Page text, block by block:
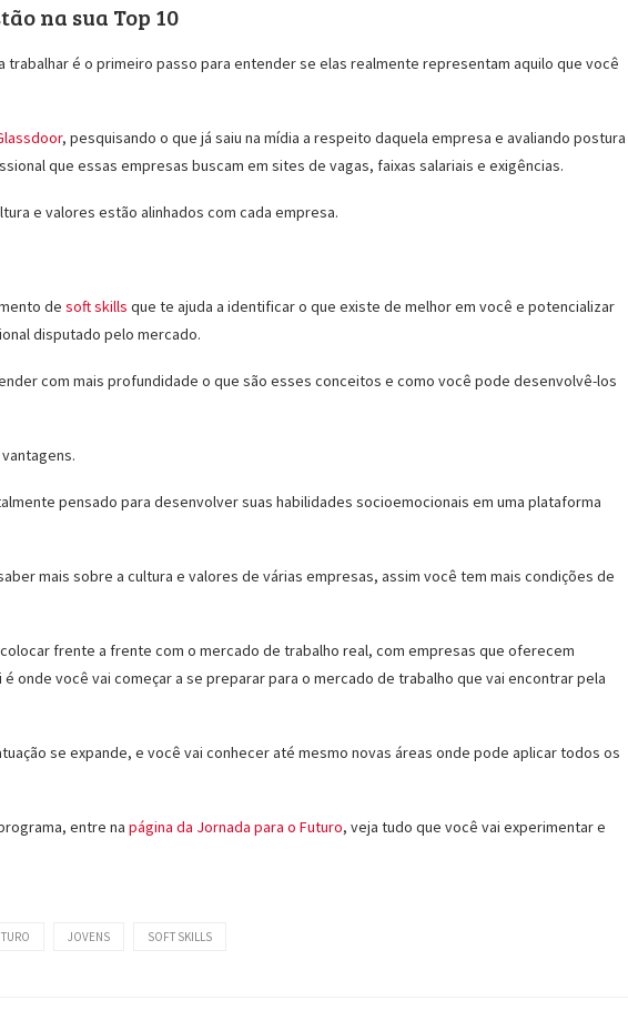
na sua Top 10
trabalhar é o primeiro passo para entender se elas realmente representam aquilo que você
, pesquisando o que já saiu na mídia a respeito daquela empresa e avaliando postura
que essas empresas buscam em sites de vagas, faixas salariais e exigências.
e valores estão alinhados com cada empresa.
de soft skills que te ajuda a identificar o que existe de melhor em você e potencializar
disputado pelo mercado.
com mais profundidade o que são esses conceitos e como você pode desenvolvê-los
pensado para desenvolver suas habilidades socioemocionais em uma plataforma
mais sobre a cultura e valores de várias empresas, assim você tem mais condições de
frente a frente com o mercado de trabalho real, com empresas que oferecem
é onde você vai começar a se preparar para o mercado de trabalho que vai encontrar pela
se expande, e você vai conhecer até mesmo novas áreas onde pode aplicar todos os
entre na página da Jornada para o Futuro, veja tudo que você vai experimentar e
JOVENS SOFT SKILLS